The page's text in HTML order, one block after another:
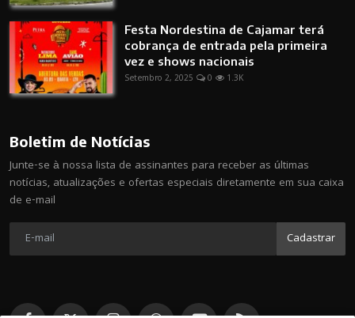
Festa Nordestina de Cajamar terá
cobrança de entrada pela primeira
vez e shows nacionais
Setembro 2, 2025
0 1.3K
Boletim de Notícias
Junte-se à nossa lista de assinantes para receber as últimas
notícias, atualizações e ofertas especiais diretamente em sua caixa
de e-mail
Cadastrar